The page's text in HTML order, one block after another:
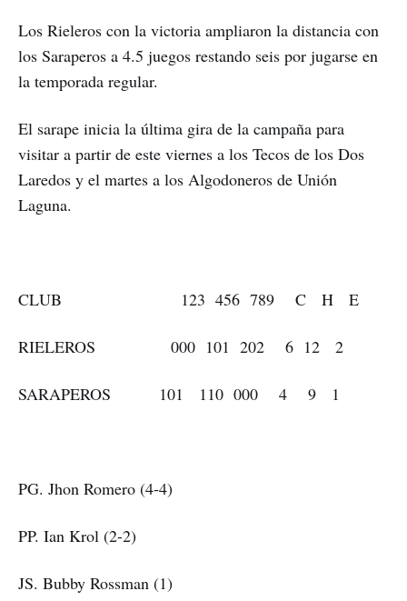
Los Rieleros con la victoria ampliaron la distancia con
los Saraperos a 4.5 juegos restando seis por jugarse en
la temporada regular.
El sarape inicia la última gira de la campaña para
visitar a partir de este viernes a los Tecos de los Dos
Laredos y el martes a los Algodoneros de Unión
Laguna.
CLUB 123 456 789 C H E
RIELEROS 000 101 202 6 12 2
SARAPEROS 101 110 000 4 9 1
PG. Jhon Romero (4-4)
PP. Ian Krol (2-2)
JS. Bubby Rossman (1)